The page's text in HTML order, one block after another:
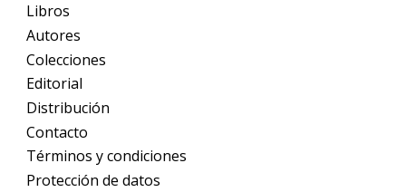
Libros
Autores
Colecciones
Editorial
Distribución
Contacto
Términos y condiciones
Protección de datos